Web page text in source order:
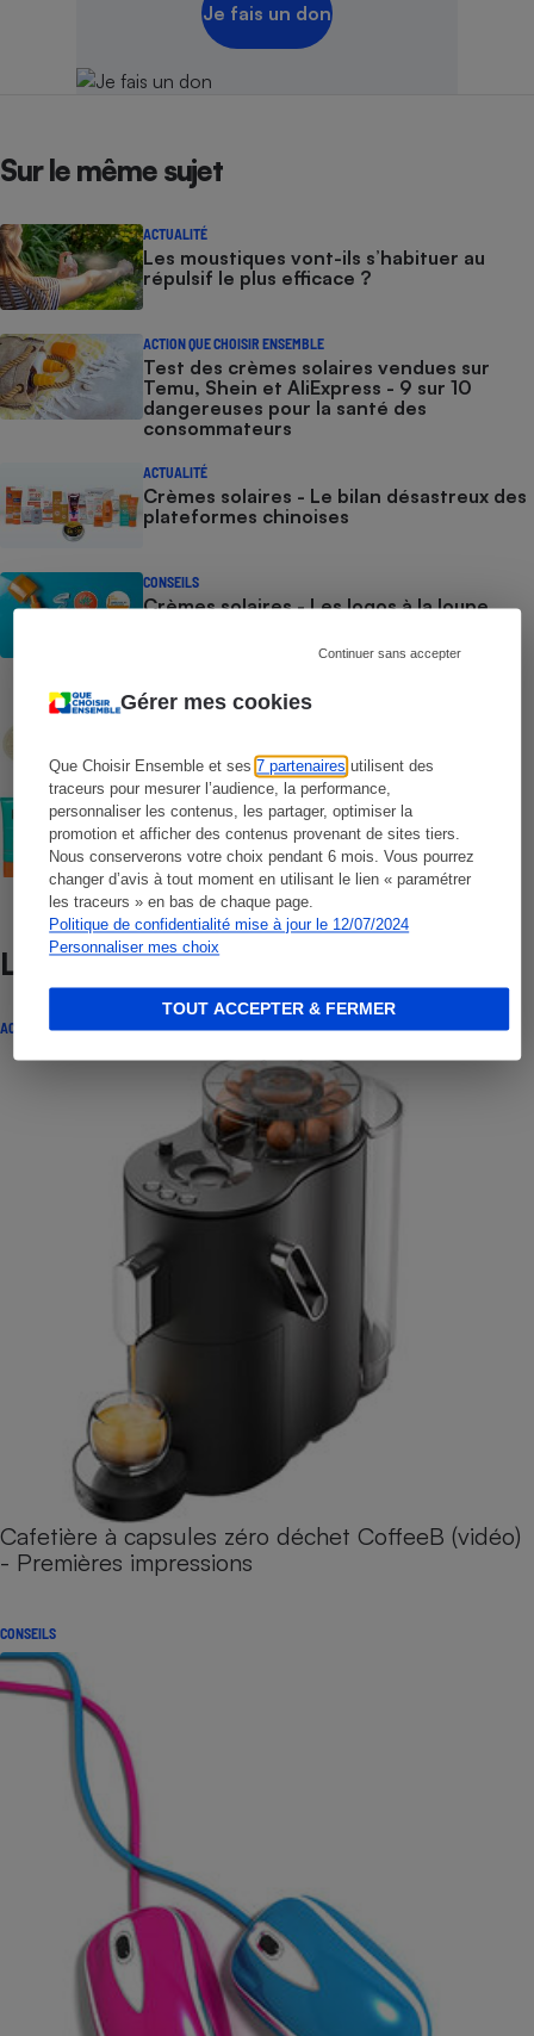
Gérer mes cookies
Que Choisir Ensemble et ses7 partenaires utilisent des
traceurs pour mesurer l’audience, la performance,
personnaliser les contenus, les partager, optimiser la
promotion et afficher des contenus provenant de sites tiers.
Nous conserverons votre choix pendant 6 mois. Vous pourrez
changer d’avis à tout moment en utilisant le lien « paramétrer
les traceurs » en bas de chaque page.
Politique de confidentialité mise à jour le 12/07/2024
Personnaliser mes choix
Continuer sans accepter
TOUT ACCEPTER & FERMER
Je fais un don
Sur le même sujet
ACTUALITÉ
Les moustiques vont-ils s’habituer au
répulsif le plus efficace ?
ACTION QUE CHOISIR ENSEMBLE
Test des crèmes solaires vendues sur
Temu, Shein et AliExpress - 9 sur 10
dangereuses pour la santé des
consommateurs
ACTUALITÉ
Crèmes solaires - Le bilan désastreux des
plateformes chinoises
CONSEILS
Crèmes solaires - Les logos à la loupe
COMMENT NOUS TESTONS
Crèmes solaires - Le protocole
COMMENT NOUS TESTONS
Crèmes solaires visage - Le protocole
Lire aussi
ACTUALITÉ
Cafetière à capsules zéro déchet CoffeeB (vidéo)
- Premières impressions
CONSEILS